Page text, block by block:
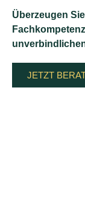
Überzeugen
JETZT